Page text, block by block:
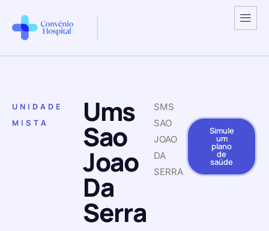
UNIDADE
MISTA
Ums
Sao
Joao
Da
Serra
SMS
SAO
JOAO
DA
SERRA
Simule
um
plano
de
saúde